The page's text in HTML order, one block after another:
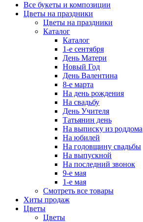
Все букеты и композиции
Цветы на праздники
Цветы на праздники
Каталог
Каталог
1-е сентября
День Матери
Новый Год
День Валентина
8-е марта
На день рождения
На свадьбу
День Учителя
Татьянин день
На выписку из роддома
На юбилей
На годовщину свадьбы
На выпускной
На последний звонок
9-е мая
1-е мая
Смотреть все товары
Хиты продаж
Цветы
Цветы